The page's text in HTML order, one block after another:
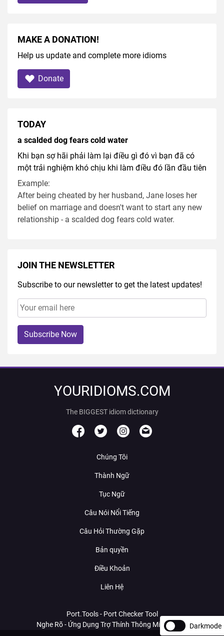
MAKE A DONATION!
Help us update and complete more idioms
Donate
TODAY
a scalded dog fears cold water
Khi bạn sợ hãi phải làm lại điều gì đó vì bạn đã có
một trải nghiệm khó chịu khi làm điều đó lần đầu tiên
Example:
After being cheated by her husband, Jane loses her
belief on marriage and doesn't want to start any new
relationship - a scalded dog fears cold water.
JOIN THE NEWSLETTER
Subscribe to our newsletter to get the latest updates!
Subscribe Now
YOURIDIOMS.COM
The BIGGEST idiom dictionary
Chúng Tôi
Thành Ngữ
Tục Ngữ
Câu Nói Nổi Tiếng
Câu Hỏi Thường Gặp
Bản quyền
Điều Khoản
Liên Hệ
Port.Tools - Port Checker Tool
Nghe Rõ - Ứng Dụng Trợ Thính Thông Minh Với AI Darkmode